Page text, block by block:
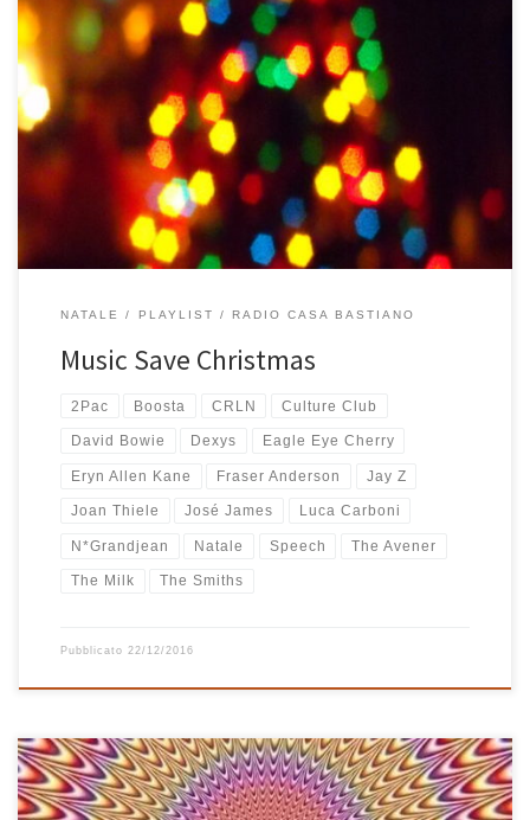
Può la musica “salvare” un Natale? Sì, sempre! Anche quest’anno
arriva la mitica playlist di Natale di Radio Casa Bastiano, una
selezione di canzoni che di Natale in realtà non sono, ma che
fanno molto Natale o almeno per me lo fanno molto. Ecco così
che mentre si fanno gli […]
NATALE PLAYLIST RADIO CASA BASTIANO
Music Save Christmas
2Pac Boosta CRLN Culture Club
David Bowie Dexys Eagle Eye Cherry
Eryn Allen Kane Fraser Anderson Jay Z
Joan Thiele José James Luca Carboni
N*Grandjean Natale Speech The Avener
The Milk The Smiths
Pubblicato 22/12/2016